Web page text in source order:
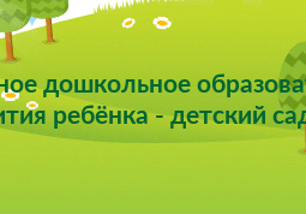
дошкольное
ребёнка - детский